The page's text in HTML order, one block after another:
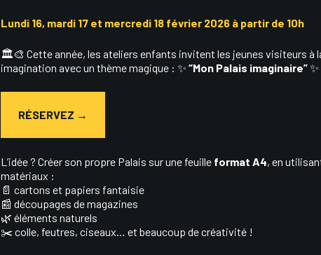
Lundi 16, mardi 17 et mercredi 18 février 2026 à partir de 10h
🏛️🎨 Cette année, les ateliers enfants invitent les jeunes visiteurs à
imagination avec un thème magique : ✨ “Mon Palais imaginaire”✨
RÉSERVEZ →
L’idée ? Créer son propre Palais sur une feuille format A4, en
matériaux :
📄 cartons et papiers fantaisie
📰 découpages de magazines
🌿 éléments naturels
✂️ colle, feutres, ciseaux… et beaucoup de créativité !